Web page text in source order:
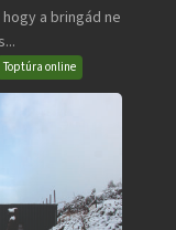
a bringád ne
Toptúra online